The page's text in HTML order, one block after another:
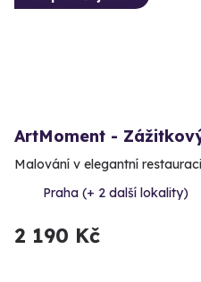
ArtMoment -
Malování v elegantní
Praha (+ 2 další lokality)
2 190 Kč